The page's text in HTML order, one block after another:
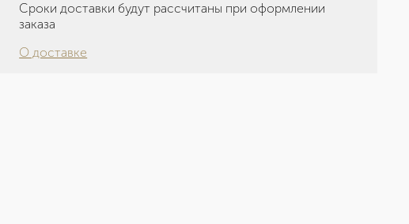
Сроки доставки будут рассчитаны при оформлении
заказа
О доставке